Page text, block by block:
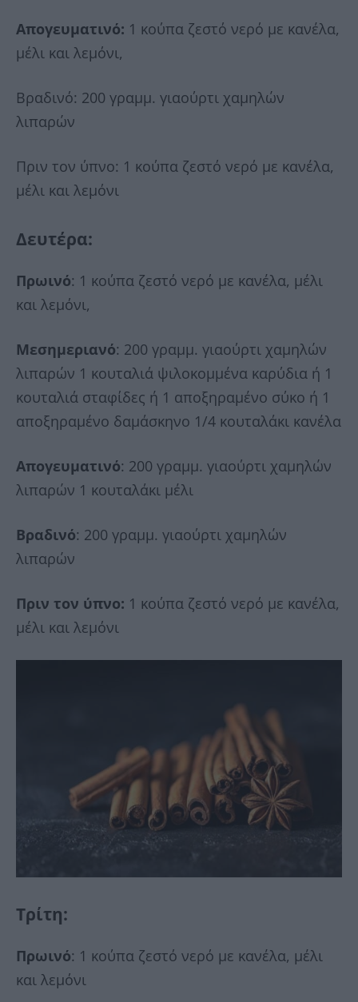
Απογευματινό: 1 κούπα ζεστό νερό με κανέλα,
μέλι και λεμόνι,
Βραδινό: 200 γραμμ. γιαούρτι χαμηλών
λιπαρών
Πριν τον ύπνο: 1 κούπα ζεστό νερό με κανέλα,
μέλι και λεμόνι
Δευτέρα:
Πρωινό: 1 κούπα ζεστό νερό με κανέλα, μέλι
και λεμόνι,
Μεσημεριανό: 200 γραμμ. γιαούρτι χαμηλών
λιπαρών 1 κουταλιά ψιλοκομμένα καρύδια ή 1
κουταλιά σταφίδες ή 1 αποξηραμένο σύκο ή 1
αποξηραμένο δαμάσκηνο 1/4 κουταλάκι κανέλα
Απογευματινό: 200 γραμμ. γιαούρτι χαμηλών
λιπαρών 1 κουταλάκι μέλι
Βραδινό: 200 γραμμ. γιαούρτι χαμηλών
λιπαρών
Πριν τον ύπνο: 1 κούπα ζεστό νερό με κανέλα,
μέλι και λεμόνι
Τρίτη:
Πρωινό: 1 κούπα ζεστό νερό με κανέλα, μέλι
και λεμόνι